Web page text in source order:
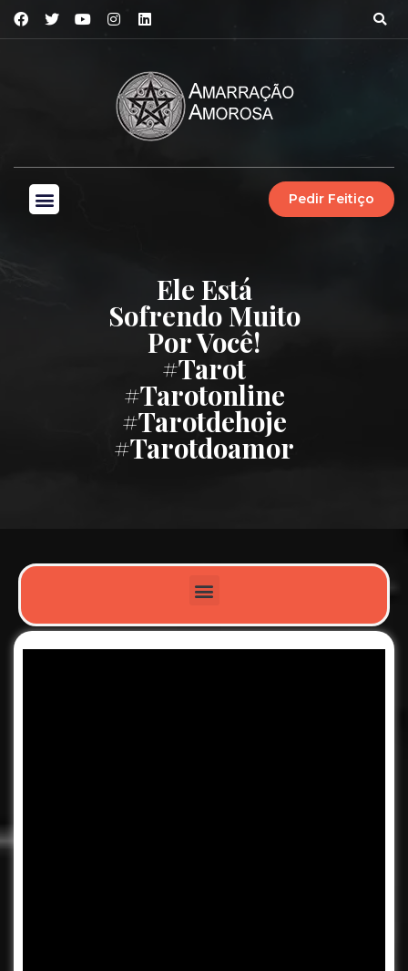
Pedir Feitiço
Ele Está
Sofrendo Muito
Por Você!
#tarot
#tarotonline
#tarotdehoje
#tarotdoamor